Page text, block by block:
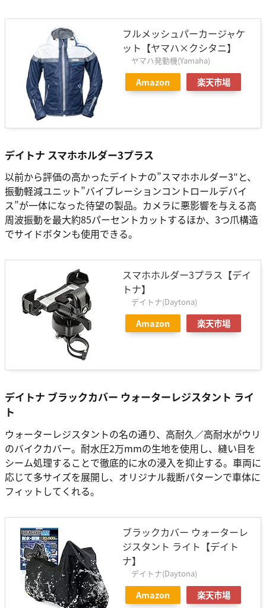
フルメッシュパーカージャケ
ット【ヤマハ×クシタニ】
ヤマハ発動機(Yamaha)
Amazon 楽天市場
デイトナ スマホホルダー3プラス
以前から評価の高かったデイトナの”スマホホルダー3″と、
振動軽減ユニット”バイブレーションコントロールデバイ
ス”が一体になった待望の製品。カメラに悪影響を与える高
周波振動を最大約85パーセントカットするほか、3つ爪構造
でサイドボタンも使用できる。
スマホホルダー3プラス【デイ
トナ】
デイトナ(Daytona)
Amazon 楽天市場
デイトナ ブラックカバー ウォーターレジスタント ライ
ト
ウォーターレジスタントの名の通り、高耐久／高耐水がウリ
のバイクカバー。耐水圧2万mmの生地を使用し、縫い目を
シーム処理することで徹底的に水の浸入を抑止する。車両に
応じて多サイズを展開し、オリジナル裁断パターンで車体に
フィットしてくれる。
ブラックカバー ウォーターレ
ジスタント ライト【デイト
ナ】
デイトナ(Daytona)
Amazon 楽天市場